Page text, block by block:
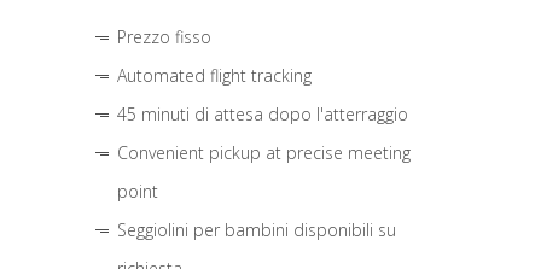
Prezzo fisso
Automated flight tracking
45 minuti di attesa dopo l'atterraggio
Convenient pickup at precise meeting
point
Seggiolini per bambini disponibili su